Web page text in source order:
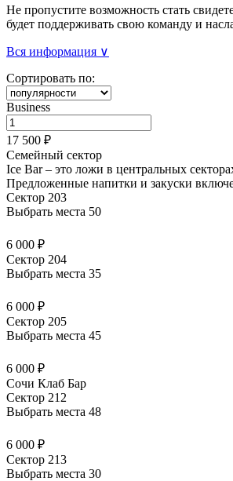
Не пропустите возможность стать
будет поддерживать свою команду и
Вся информация ∨
Сортировать по:
Business
17 500 ₽
Семейный сектор
Ice Bar – это ложи в центральных
Предложенные напитки и закуски
Сектор 203
Выбрать места 50
6 000 ₽
Сектор 204
Выбрать места 35
6 000 ₽
Сектор 205
Выбрать места 45
6 000 ₽
Сочи Клаб Бар
Сектор 212
Выбрать места 48
6 000 ₽
Сектор 213
Выбрать места 30